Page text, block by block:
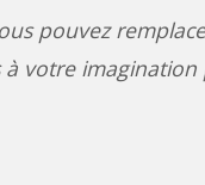
pouvez
à votre